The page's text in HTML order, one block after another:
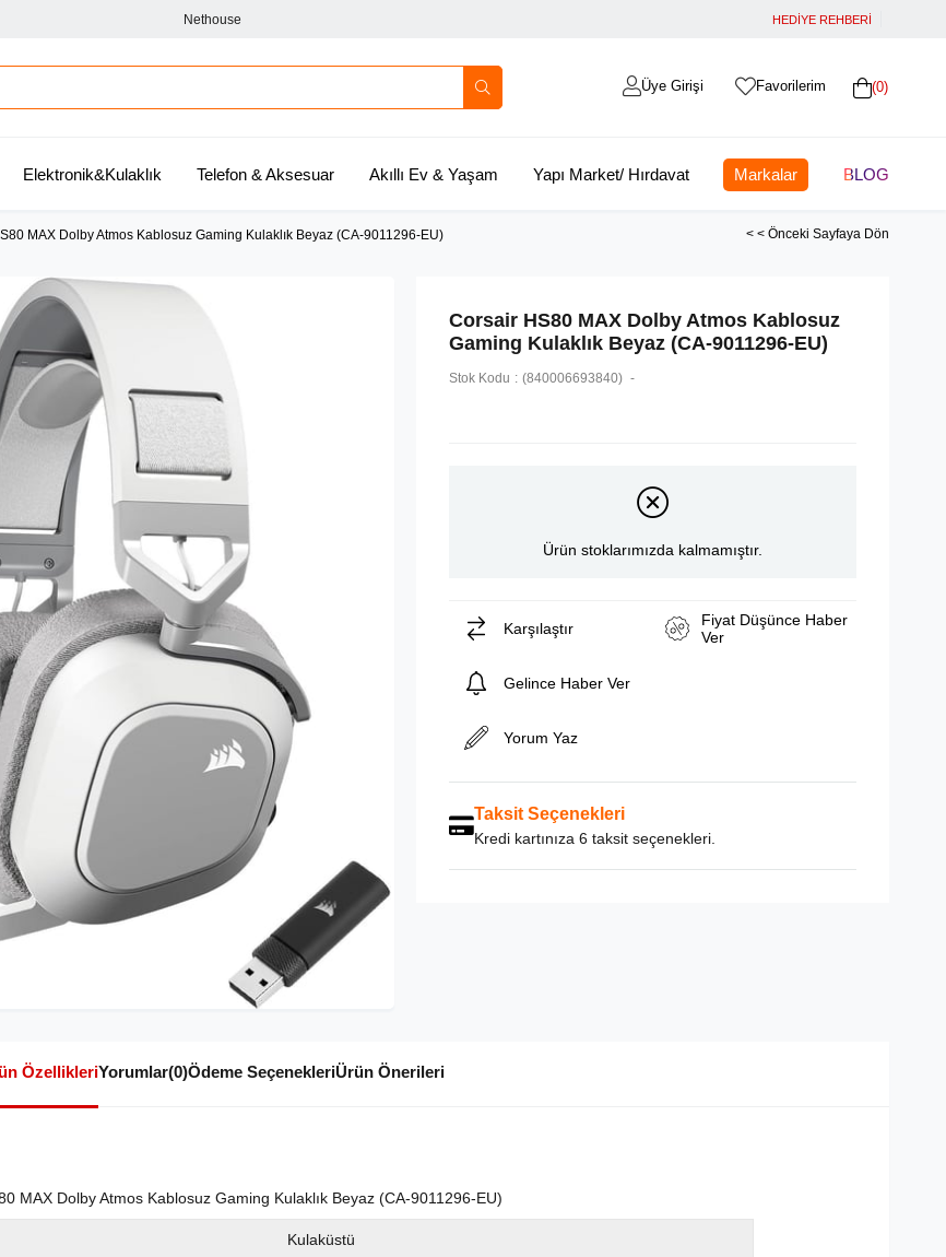
Nethouse HEDİYE REHBERİ
0
Favorilerim
Üye Girişi
Elektronik&Kulaklık Telefon & Aksesuar Akıllı Ev & Yaşam Yapı Market/ Hırdavat Markalar BLOG
MAX Dolby Atmos Kablosuz Gaming Kulaklık Beyaz (CA-9011296-EU) < < Önceki Sayfaya Dön
Corsair HS80 MAX Dolby Atmos Kablosuz
Gaming Kulaklık Beyaz (CA-9011296-EU)
Stok Kodu (840006693840)
Ürün stoklarımızda kalmamıştır.
Karşılaştır
Fiyat Düşünce Haber
Ver
Gelince Haber Ver
Yorum Yaz
Taksit Seçenekleri
Kredi kartınıza 6 taksit seçenekleri.
ÖzellikleriYorumlar(0)Ödeme SeçenekleriÜrün Önerileri
MAX Dolby Atmos Kablosuz Gaming Kulaklık Beyaz (CA-9011296-EU)
Kulaküstü